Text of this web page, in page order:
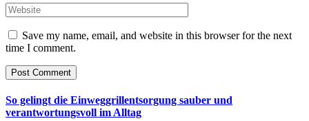
Save my name, email, and website in this browser for the next
time I comment.
So gelingt die Einweggrillentsorgung sauber und
verantwortungsvoll im Alltag